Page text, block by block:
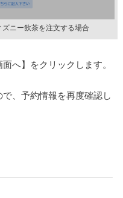
ズニー飲茶を注文する場合
へ】をクリックします。
、予約情報を再度確認し